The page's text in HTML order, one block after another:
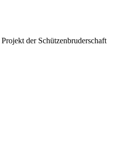
der Schützenbruderschaft